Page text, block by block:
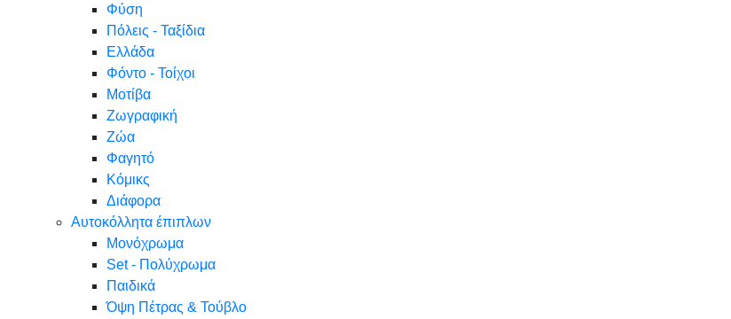
Φύση
Πόλεις - Ταξίδια
Ελλάδα
Φόντο - Τοίχοι
Μοτίβα
Ζωγραφική
Ζώα
Φαγητό
Κόμικς
Διάφορα
Αυτοκόλλητα έπιπλων
Μονόχρωμα
Set - Πολύχρωμα
Παιδικά
Όψη Πέτρας & Τούβλο